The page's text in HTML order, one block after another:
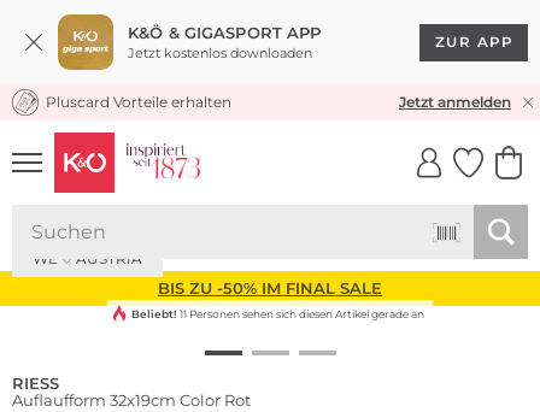
K&Ö & GIGASPORT APP
Jetzt kostenlos downloaden
ZUR APP
KOSTENLOSER VERSAND* & RÜCKVERSAND
Pluscard Vorteile erhalten Jetzt anmelden
UNSERE APP
CLICK &
BIS ZU -50% IM FINAL SALE
WE ♡ AUSTRIA
Beliebt! 11 Personen sehen sich diesen Artikel gerade an
RIESS
Auflaufform 32x19cm Color Rot